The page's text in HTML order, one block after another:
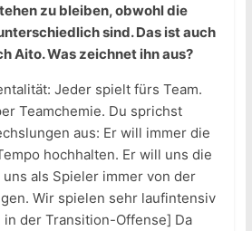
zu bleiben, obwohl die
sind. Das ist auch
Aito. Was zeichnet ihn aus?
Jeder spielt fürs Team.
Teamchemie. Du sprichst
aus: Er will immer die
hochhalten. Er will uns die
als Spieler immer von der
Wir spielen sehr laufintensiv
der Transition-Offense] Da